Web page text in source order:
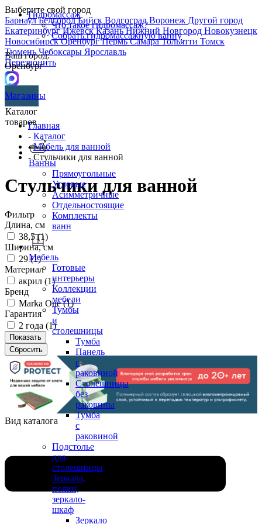
Выберите свой город
БарнаулБелгородБийск ВолгоградВоронеж Другой город
ЕкатеринбургИжевскКазаньНижний Новгород Новокузнецк
НовосибирскОренбургПермьСамараТольятти Томск
ТюменьЧебоксары Ярославль
Перезвонить
Гидромассаж
Что такое гидромассаж?
Собрать гидромассажную ванну
Ваш город:
Оренбург
Магазины
Каталог
товаров
Ванны
Прямоугольные
Угловые
Асимметричные
Отдельностоящие
Комплекты
ванн
Мебель
Готовые
интерьеры
Коллекции
мебели
Тумбы
и
столешницы
Тумба
Панель
с
раковиной
Столешницы
без
раковины
Тумба
с
раковиной
Подстолье
для
столешницы
Зеркала,
полки,
зеркало-
шкаф
Зеркало
Главная
- Каталог
-Мебель для ванной
- Стульчики для ванной
Стульчики для ванной
Фильтр
Длина, см
38,5 (1)
Ширина, см
29 (1)
Материал
акрил (1)
Бренд
Marka One (1)
Гарантия
2 года (1)
Вид каталога